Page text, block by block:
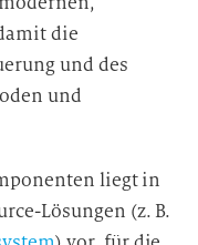
die
und des
und
liegt in
Lösungen (z. B.